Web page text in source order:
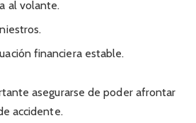
al volante.
financiera estable.
asegurarse de poder afrontar
accidente.